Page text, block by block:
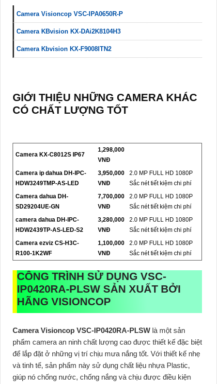
Camera Visioncop VSC-IPA0650R-P
Camera KBvision KX-DAi2K8104H3
Camera Kbvision KX-F9008ITN2
GIỚI THIỆU NHỮNG CAMERA KHÁC
CÓ CHẤT LƯỢNG TỐT
Camera KX-C8012S IP67
1,298,000
VNĐ
Camera ip dahua DH-IPC-
HDW3249TMP-AS-LED
3,950,000
VNĐ
2.0 MP FULL HD 1080P
Sắc nét tiết kiệm chi phí
Camera dahua DH-
SD29204UE-GN
7,700,000
VNĐ
2.0 MP FULL HD 1080P
Sắc nét tiết kiệm chi phí
camera dahua DH-IPC-
HDW2439TP-AS-LED-S2
3,280,000
VNĐ
2.0 MP FULL HD 1080P
Sắc nét tiết kiệm chi phí
Camera ezviz CS-H3C-
R100-1K2WF
1,100,000
VNĐ
2.0 MP FULL HD 1080P
Sắc nét tiết kiệm chi phí
CÔNG TRÌNH SỬ DỤNG VSC-
IP0420RA-PLSW SẢN XUẤT BỞI
HÃNG VISIONCOP
Camera Visioncop VSC-IP0420RA-PLSW là một sản
phẩm camera an ninh chất lượng cao được thiết kế đặc biệt
để lắp đặt ở những vị trí chịu mưa nắng tốt. Với thiết kế nhẹ
và tinh tế, sản phẩm này sử dụng chất liệu nhựa Plastic,
giúp nó chống nước, chống nắng và chịu được điều kiện